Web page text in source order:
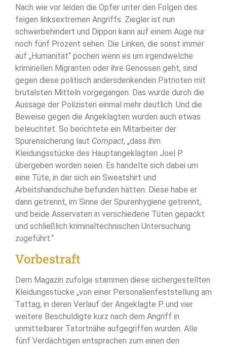
Nach wie vor leiden die Opfer unter den Folgen des
feigen linksextremen Angriffs. Ziegler ist nun
schwerbehindert und Dippon kann auf einem Auge nur
noch fünf Prozent sehen. Die Linken, die sonst immer
auf „Humanität“ pochen wenn es um irgendwelche
kriminellen Migranten oder ihre Genossen geht, sind
gegen diese politisch andersdenkenden Patrioten mit
brutalsten Mitteln vorgegangen. Das wurde durch die
Aussage der Polizisten einmal mehr deutlich. Und die
Beweise gegen die Angeklagten wurden auch etwas
beleuchtet. So berichtete ein Mitarbeiter der
Spurensicherung laut Compact, „dass ihm
Kleidungsstücke des Hauptangeklagten Joel P.
übergeben worden seien. Es handelte sich dabei um
eine Tüte, in der sich ein Sweatshirt und
Arbeitshandschuhe befunden hätten. Diese habe er
dann getrennt, im Sinne der Spurenhygiene getrennt,
und beide Asservaten in verschiedene Tüten gepackt
und schließlich kriminaltechnischen Untersuchung
zugeführt.“
Vorbestraft
Dem Magazin zufolge stammen diese sichergestellten
Kleidungsstücke „von einer Personalienfeststellung am
Tattag, in deren Verlauf der Angeklagte P. und vier
weitere Beschuldigte kurz nach dem Angriff in
unmittelbarer Tatortnähe aufgegriffen wurden. Alle
fünf Verdächtigen entsprachen zum einen den